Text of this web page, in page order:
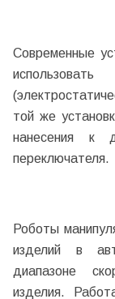
Современные
той же
нанесения к
переключателя.
Роботы
изделий в
диапазоне
изделия.